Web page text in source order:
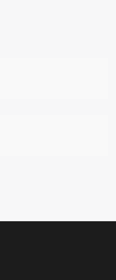
про
та уточнення